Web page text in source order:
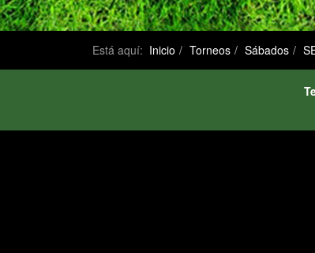
Está aquí: Inicio Torneos Sábados